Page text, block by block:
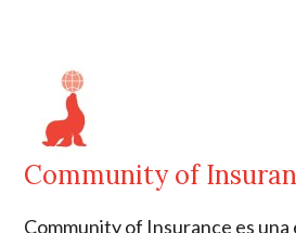
Community of
Community of Insurance es una